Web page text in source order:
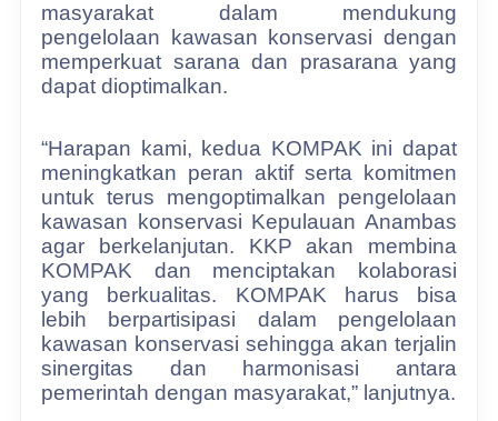
masyarakat dalam mendukung
pengelolaan kawasan konservasi dengan
memperkuat sarana dan prasarana yang
dapat dioptimalkan.
“Harapan kami, kedua KOMPAK ini dapat
meningkatkan peran aktif serta komitmen
untuk terus mengoptimalkan pengelolaan
kawasan konservasi Kepulauan Anambas
agar berkelanjutan. KKP akan membina
KOMPAK dan menciptakan kolaborasi
yang berkualitas. KOMPAK harus bisa
lebih berpartisipasi dalam pengelolaan
kawasan konservasi sehingga akan terjalin
sinergitas dan harmonisasi antara
pemerintah dengan masyarakat,” lanjutnya.